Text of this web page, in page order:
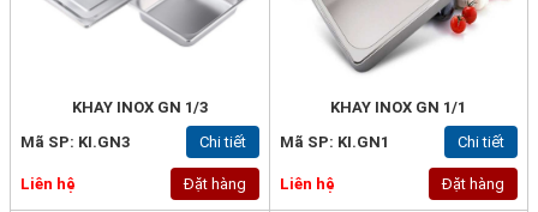
KHAY INOX GN 1/3
Mã SP: KI.GN3
Chi tiết
Liên hệ Đặt hàng
KHAY INOX GN 1/1
Mã SP: KI.GN1
Chi tiết
Liên hệ Đặt hàng